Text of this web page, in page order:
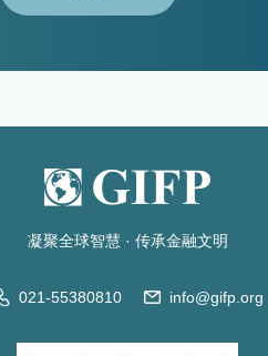
凝聚全球智慧· 传承金融文明
021-55380810 info@gifp.org